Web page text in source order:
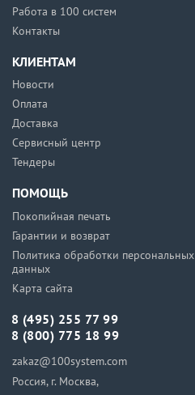
Работа в 100 систем
Контакты
КЛИЕНТАМ
Новости
Оплата
Доставка
Сервисный центр
Тендеры
ПОМОЩЬ
Покопийная печать
Гарантии и возврат
Политика обработки персональных
данных
Карта сайта
8 (495) 255 77 99
8 (800) 775 18 99
zakaz@100system.com
Россия, г. Москва,